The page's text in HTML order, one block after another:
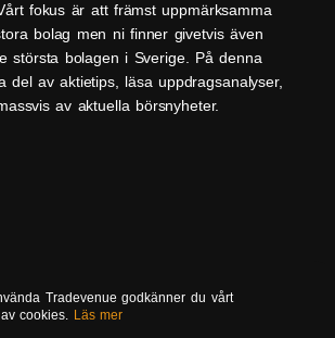
fokus är att främst uppmärksamma
bolag men ni finner givetvis även
största bolagen i Sverige. På denna
del av aktietips, läsa uppdragsanalyser,
av aktuella börsnyheter.
Tradevenue godkänner du vårt
cookies. Läs mer